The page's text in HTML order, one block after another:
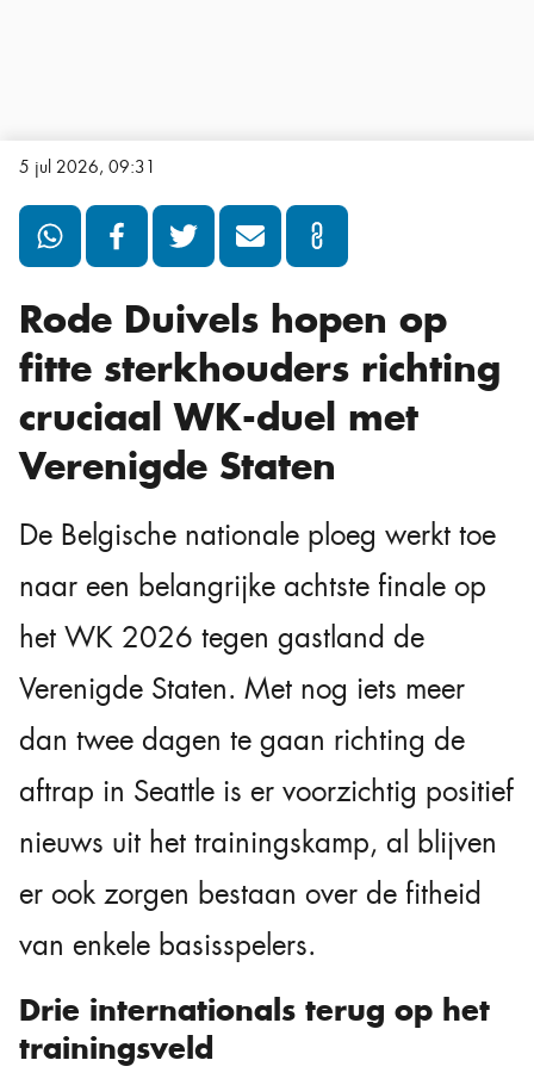
5 jul 2026, 09:31
Rode Duivels hopen op
fitte sterkhouders richting
cruciaal WK-duel met
Verenigde Staten
De Belgische nationale ploeg werkt toe
naar een belangrijke achtste finale op
het WK 2026 tegen gastland de
Verenigde Staten. Met nog iets meer
dan twee dagen te gaan richting de
aftrap in Seattle is er voorzichtig positief
nieuws uit het trainingskamp, al blijven
er ook zorgen bestaan over de fitheid
van enkele basisspelers.
Drie internationals terug op het
trainingsveld